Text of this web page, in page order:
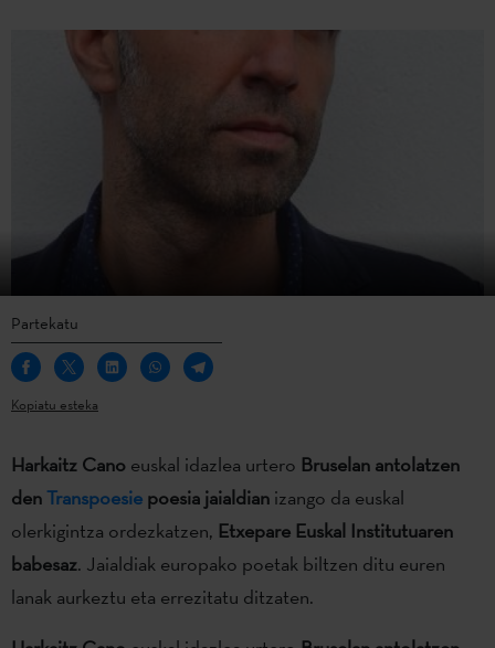
Partekatu
Kopiatu esteka
Harkaitz Cano euskal idazlea urtero Bruselan antolatzen
denTranspoesie poesia jaialdian izango da euskal
olerkigintza ordezkatzen, Etxepare Euskal Institutuaren
babesaz. Jaialdiak europako poetak biltzen ditu euren
lanak aurkeztu eta errezitatu ditzaten.